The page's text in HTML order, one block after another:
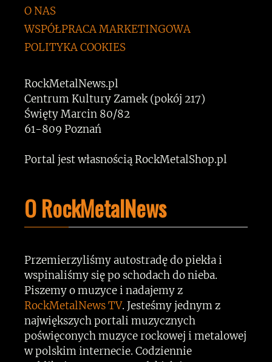
O NAS
WSPÓŁPRACA MARKETINGOWA
POLITYKA COOKIES
RockMetalNews.pl
Centrum Kultury Zamek (pokój 217)
Święty Marcin 80/82
61-809 Poznań
Portal jest własnością RockMetalShop.pl
O RockMetalNews
Przemierzyliśmy autostradę do piekła i
wspinaliśmy się po schodach do nieba.
Piszemy o muzyce i nadajemy z
RockMetalNews TV. Jesteśmy jednym z
największych portali muzycznych
poświęconych muzyce rockowej i metalowej
w polskim internecie. Codziennie